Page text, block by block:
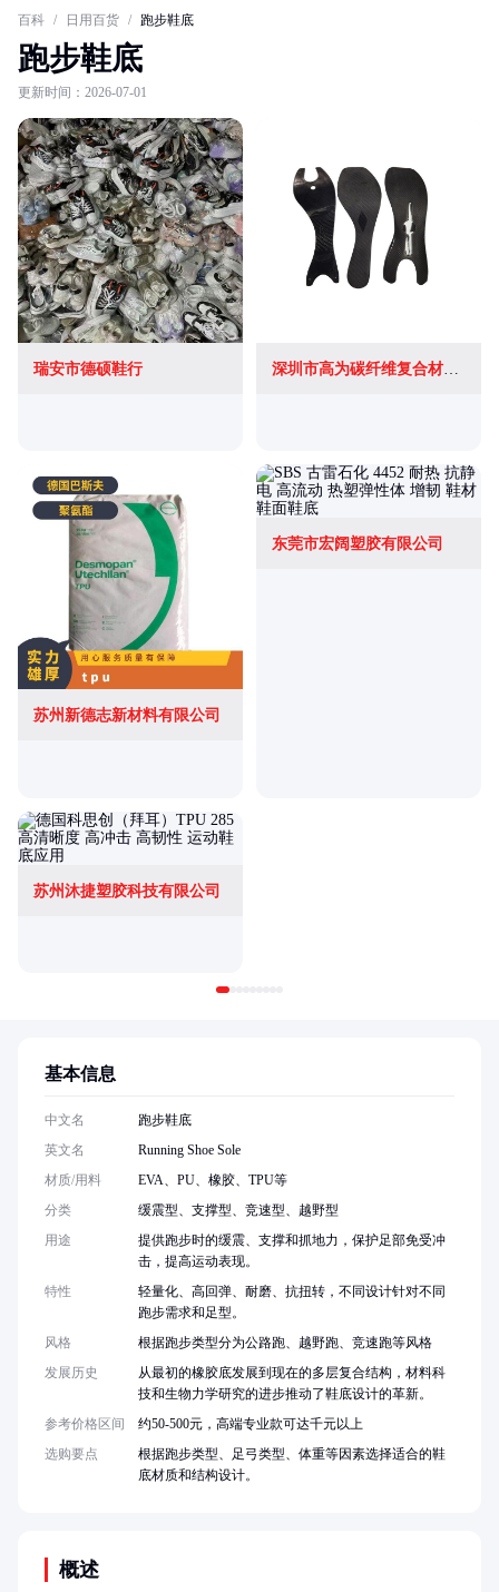
百科 / 日用百货 / 跑步鞋底
跑步鞋底
更新时间：2026-07-01
瑞安市德硕鞋行 深圳市高为碳纤维复合材料有限公司
苏州新德志新材料有限公司
东莞市宏阔塑胶有限公司
苏州沐捷塑胶科技有限公司
概述
基本信息
中文名
跑步鞋底
英文名
Running Shoe Sole
材质/用料
EVA、PU、橡胶、TPU等
分类
缓震型、支撑型、竞速型、越野型
用途
提供跑步时的缓震、支撑和抓地力，保护足部免受冲
击，提高运动表现。
特性
轻量化、高回弹、耐磨、抗扭转，不同设计针对不同
跑步需求和足型。
风格
根据跑步类型分为公路跑、越野跑、竞速跑等风格
发展历史
从最初的橡胶底发展到现在的多层复合结构，材料科
技和生物力学研究的进步推动了鞋底设计的革新。
参考价格区间
约50-500元，高端专业款可达千元以上
选购要点
根据跑步类型、足弓类型、体重等因素选择适合的鞋
底材质和结构设计。